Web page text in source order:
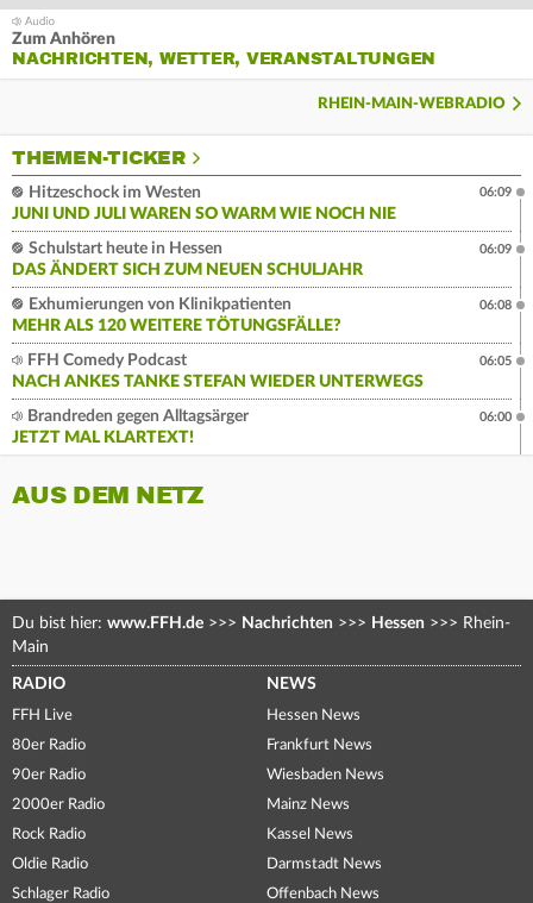
Zum Anhören
NACHRICHTEN, WETTER, VERANSTALTUNGEN
RHEIN-MAIN-WEBRADIO
THEMEN-TICKER
Hitzeschock im Westen
JUNI UND JULI WAREN SO WARM WIE NOCH NIE
06:09
Schulstart heute in Hessen
DAS ÄNDERT SICH ZUM NEUEN SCHULJAHR
06:09
Exhumierungen von Klinikpatienten
MEHR ALS 120 WEITERE TÖTUNGSFÄLLE?
06:08
FFH Comedy Podcast
NACH ANKES TANKE STEFAN WIEDER UNTERWEGS
06:05
Brandreden gegen Alltagsärger
JETZT MAL KLARTEXT!
06:00
AUS DEM NETZ
Du bist hier: www.FFH.de >>> Nachrichten >>> Hessen >>> Rhein-
Main
RADIO
FFH Live
80er Radio
90er Radio
2000er Radio
Rock Radio
Oldie Radio
Schlager Radio
NEWS
Hessen News
Frankfurt News
Wiesbaden News
Mainz News
Kassel News
Darmstadt News
Offenbach News